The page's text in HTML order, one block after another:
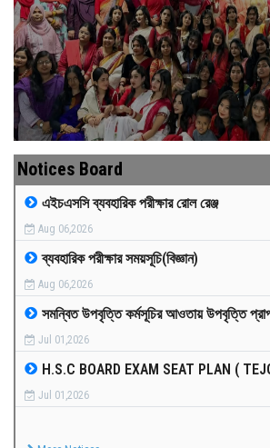
ABOUT US
FACULTIES
ACADEMICS
GALLERY
MEDIA
PAYMENT
CO-CURRICULUM
RESULTS
Notices Board
এইচএসসি ব্যবহারিক পরীক্ষার রোল রেঞ্জ
Aug 06,2026
ব্যবহারিক পরীক্ষার সময়সূচি(বিজ্ঞান)
Aug 06,2026
সমন্বিত উপবৃত্তি কর্মসূচির আওতায় উপবৃত্তি প্রাপ্ত
Jul 01,2026
H.S.C BOARD EXAM SEAT PLAN (
Jul 01,2026